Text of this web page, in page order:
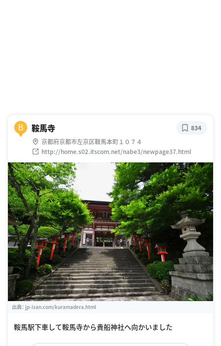
B 鞍馬寺
京都府京都市左京区鞍馬本町１０７４
http://home.s02.itscom.net/nabe3/newpage37.html
834
出典： jp-isan.com/kuramadera.html
鞍馬駅下車して鞍馬寺から貴船神社へ向かいました